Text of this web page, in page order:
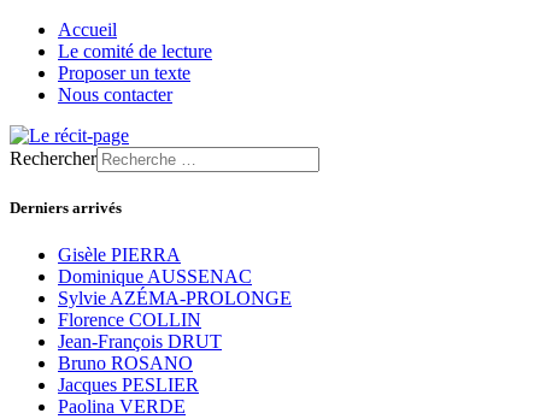
Accueil
Le comité de lecture
Proposer un texte
Nous contacter
Rechercher
Derniers arrivés
Gisèle PIERRA
Dominique AUSSENAC
Sylvie AZÉMA-PROLONGE
Florence COLLIN
Jean-François DRUT
Bruno ROSANO
Jacques PESLIER
Paolina VERDE